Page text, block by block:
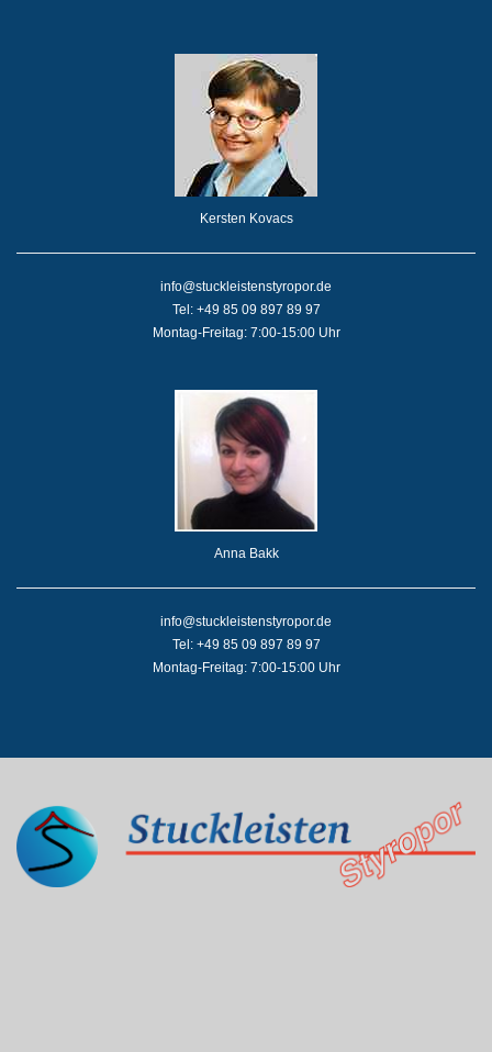
Kersten Kovacs
info@stuckleistenstyropor.de
Tel: +49 85 09 897 89 97
Montag-Freitag: 7:00-15:00 Uhr
Anna Bakk
info@stuckleistenstyropor.de
Tel: +49 85 09 897 89 97
Montag-Freitag: 7:00-15:00 Uhr